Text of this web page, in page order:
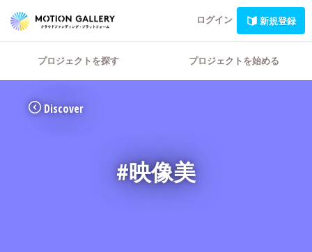
ログイン 新規登録
プロジェクトを探す プロジェクトを始める
Discover
#映像美